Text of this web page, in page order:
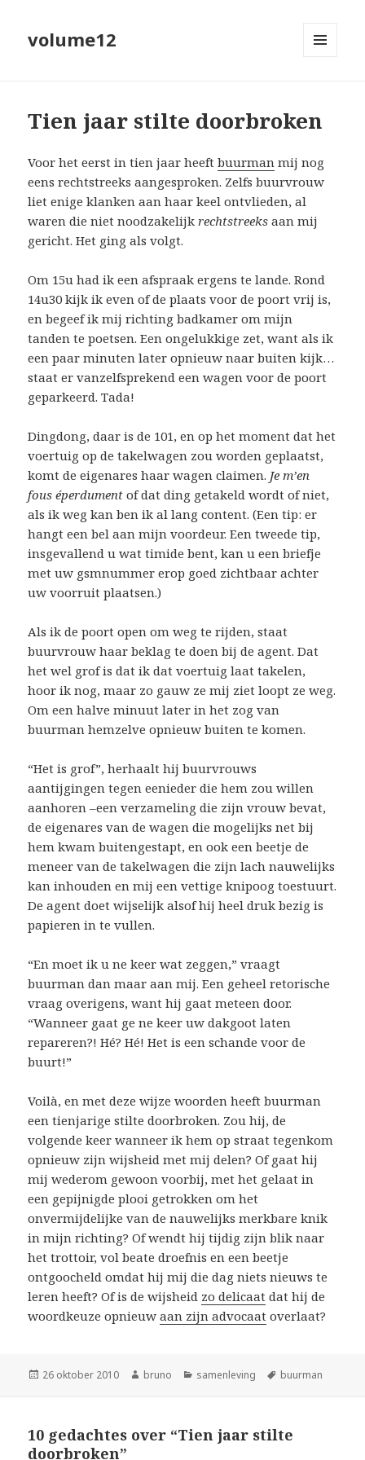
volume12
Tien jaar stilte doorbroken
Voor het eerst in tien jaar heeftbuurman mij nog
eens rechtstreeks aangesproken. Zelfs buurvrouw
liet enige klanken aan haar keel ontvlieden, al
waren die niet noodzakelijkrechtstreeks aan mij
gericht. Het ging als volgt.
Om 15u had ik een afspraak ergens te lande. Rond
14u30 kijk ik even of de plaats voor de poort vrij is,
en begeef ik mij richting badkamer om mijn
tanden te poetsen. Een ongelukkige zet, want als ik
een paar minuten later opnieuw naar buiten kijk…
staat er vanzelfsprekend een wagen voor de poort
geparkeerd. Tada!
Dingdong, daar is de 101, en op het moment dat het
voertuig op de takelwagen zou worden geplaatst,
komt de eigenares haar wagen claimen. Je m’en
fous éperdument of dat ding getakeld wordt of niet,
als ik weg kan ben ik al lang content. (Een tip: er
hangt een bel aan mijn voordeur. Een tweede tip,
insgevallend u wat timide bent, kan u een briefje
met uw gsmnummer erop goed zichtbaar achter
uw voorruit plaatsen.)
Als ik de poort open om weg te rijden, staat
buurvrouw haar beklag te doen bij de agent. Dat
het wel grof is dat ik dat voertuig laat takelen,
hoor ik nog, maar zo gauw ze mij ziet loopt ze weg.
Om een halve minuut later in het zog van
buurman hemzelve opnieuw buiten te komen.
“Het is grof”, herhaalt hij buurvrouws
aantijgingen tegen eenieder die hem zou willen
aanhoren –een verzameling die zijn vrouw bevat,
de eigenares van de wagen die mogelijks net bij
hem kwam buitengestapt, en ook een beetje de
meneer van de takelwagen die zijn lach nauwelijks
kan inhouden en mij een vettige knipoog toestuurt.
De agent doet wijselijk alsof hij heel druk bezig is
papieren in te vullen.
“En moet ik u ne keer wat zeggen,” vraagt
buurman dan maar aan mij. Een geheel retorische
vraag overigens, want hij gaat meteen door.
“Wanneer gaat ge ne keer uw dakgoot laten
repareren?! Hé? Hé! Het is een schande voor de
buurt!”
Voilà, en met deze wijze woorden heeft buurman
een tienjarige stilte doorbroken. Zou hij, de
volgende keer wanneer ik hem op straat tegenkom
opnieuw zijn wijsheid met mij delen? Of gaat hij
mij wederom gewoon voorbij, met het gelaat in
een gepijnigde plooi getrokken om het
onvermijdelijke van de nauwelijks merkbare knik
in mijn richting? Of wendt hij tijdig zijn blik naar
het trottoir, vol beate droefnis en een beetje
ontgoocheld omdat hij mij die dag niets nieuws te
leren heeft? Of is de wijsheid zo delicaat dat hij de
woordkeuze opnieuwaan zijn advocaat overlaat?
Geplaatst
26 oktober 2010 Auteur
bruno Categorieën
samenleving Tags
buurman
10 gedachtes over “Tien jaar stilte
doorbroken”